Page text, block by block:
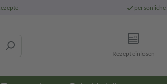
persönliche
Rezept einlösen